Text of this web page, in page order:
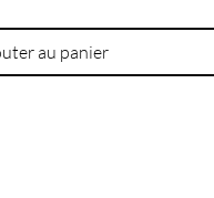
au panier